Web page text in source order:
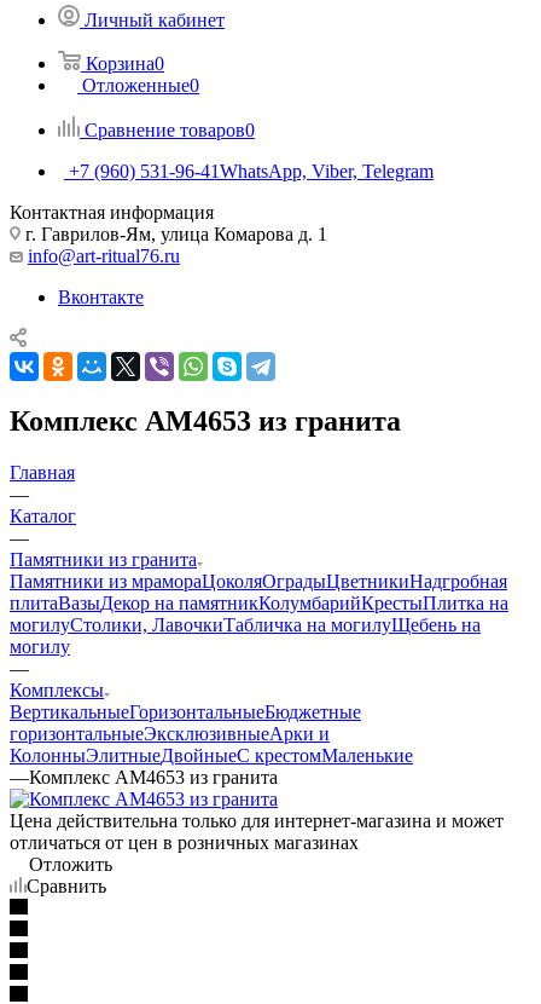
Личный кабинет
Корзина0
Отложенные0
Сравнение товаров0
+7 (960) 531-96-41WhatsApp, Viber, Telegram
Контактная информация
г. Гаврилов-Ям, улица Комарова д. 1
info@art-ritual76.ru
Вконтакте
Комплекс AM4653 из гранита
Главная
—
Каталог
—
Памятники из гранита
Памятники из мрамораЦоколяОградыЦветникиНадгробная
плитаВазыДекор на памятникКолумбарийКрестыПлитка на
могилуСтолики, ЛавочкиТабличка на могилуЩебень на
могилу
—
Комплексы
ВертикальныеГоризонтальныеБюджетные
горизонтальныеЭксклюзивныеАрки и
КолонныЭлитныеДвойныеС крестомМаленькие
—Комплекс AM4653 из гранита
Цена действительна только для интернет-магазина и может
отличаться от цен в розничных магазинах
Отложить
Сравнить